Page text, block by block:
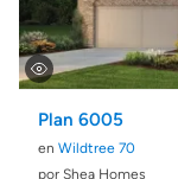
Plan 6005
en Wildtree 70
por Shea Homes